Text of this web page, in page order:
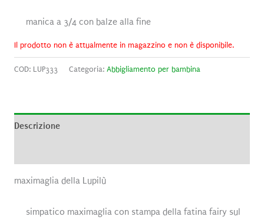
manica a 3/4 con balze alla fine
Il prodotto non è attualmente in magazzino e non è disponibile.
COD: LUP333 Categoria: Abbigliamento per bambina
Descrizione
maximaglia della Lupilù
simpatico maximaglia con stampa della fatina fairy sul